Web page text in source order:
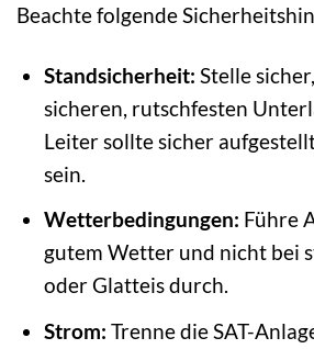
Beachte folgende
Standsicherheit: Stelle
sicheren, rutschfesten
Leiter sollte sicher
sein.
Wetterbedingungen: Führe
gutem Wetter und nicht bei
oder Glatteis durch.
Strom: Trenne die SAT-